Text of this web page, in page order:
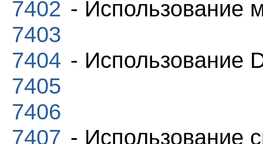
7402 - Использование
7403
7404 - Использование
7405
7406
7407 - Использование